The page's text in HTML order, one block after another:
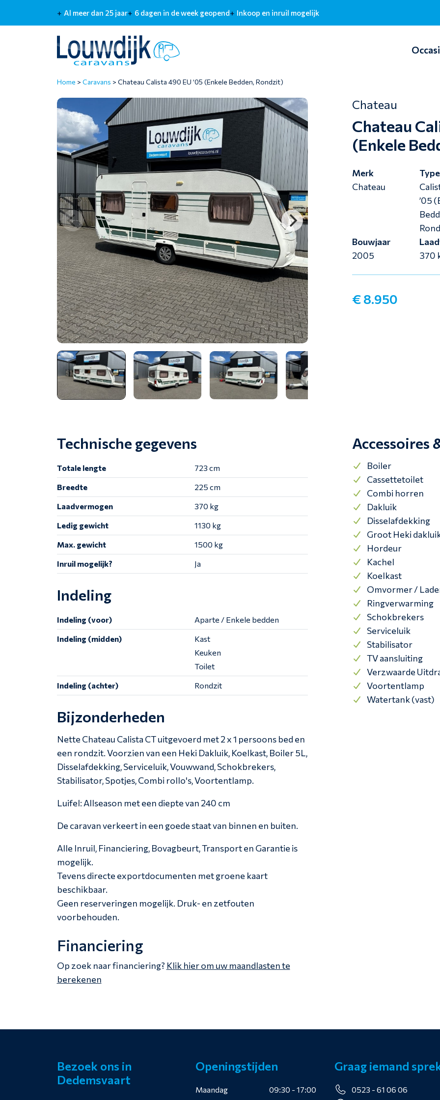
Al meer dan 25 jaar 6 dagen in de week geopend Inkoop en inruil mogelijk
Home > Caravans > Chateau Calista 490 EU ’05 (Enkele Bedden, Rondzit)
Chateau
Chateau
(Enkele
Merk
Chateau
Type
’05
Bouwjaar
2005
370
€ 8.950
Technische gegevens
Totale lengte 723 cm
Breedte 225 cm
Laadvermogen 370 kg
Ledig gewicht 1130 kg
Max. gewicht 1500 kg
Inruil mogelijk? Ja
Indeling
Indeling (voor) Aparte / Enkele bedden
Indeling (midden)
Kast
Keuken
Toilet
Indeling (achter) Rondzit
Bijzonderheden
Nette Chateau Calista CT uitgevoerd met 2 x 1 persoons bed en
een rondzit. Voorzien van een Heki Dakluik, Koelkast, Boiler 5L,
Disselafdekking, Serviceluik, Vouwwand, Schokbrekers,
Stabilisator, Spotjes, Combi rollo's, Voortentlamp.
Luifel: Allseason met een diepte van 240 cm
De caravan verkeert in een goede staat van binnen en buiten.
Alle Inruil, Financiering, Bovagbeurt, Transport en Garantie is
mogelijk.
Tevens directe exportdocumenten met groene kaart
beschikbaar.
Geen reserveringen mogelijk. Druk- en zetfouten
voorbehouden.
Financiering
Op zoek naar financiering? Klik hier om uw maandlasten te
berekenen
Accessoires
Boiler
Cassettetoilet
Combi horren
Dakluik
Disselafdekking
Groot Heki
Hordeur
Kachel
Koelkast
Omvormer /
Ringverwarming
Schokbrekers
Serviceluik
Stabilisator
TV aansluiting
Verzwaarde
Voortentlamp
Watertank (vast)
Bezoek ons in
Dedemsvaart
Openingstijden
Maandag
09:30 - 17:00
Graag iemand
0523 - 61 06 06